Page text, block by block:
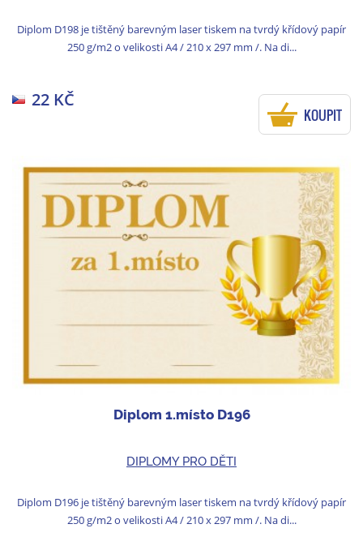
Diplom D198 je tištěný barevným laser tiskem na tvrdý křídový papír
250 g/m2 o velikosti A4 / 210 x 297 mm /. Na di...
22 KČ
KOUPIT
Diplom 1.místo D196
DIPLOMY PRO DĚTI
Diplom D196 je tištěný barevným laser tiskem na tvrdý křídový papír
250 g/m2 o velikosti A4 / 210 x 297 mm /. Na di...